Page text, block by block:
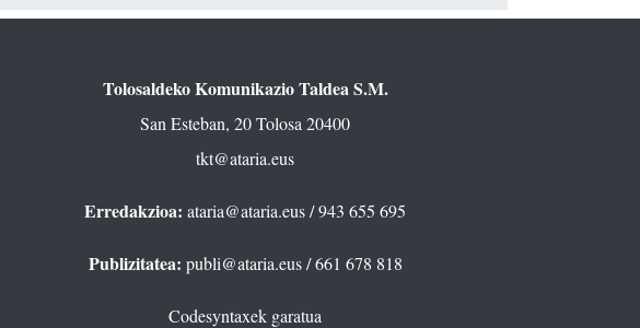
Tolosaldeko Komunikazio Taldea S.M.
San Esteban, 20 Tolosa 20400
tkt@ataria.eus
Erredakzioa: ataria@ataria.eus/ 943 655 695
Publizitatea: publi@ataria.eus/ 661 678 818
Codesyntaxek garatua